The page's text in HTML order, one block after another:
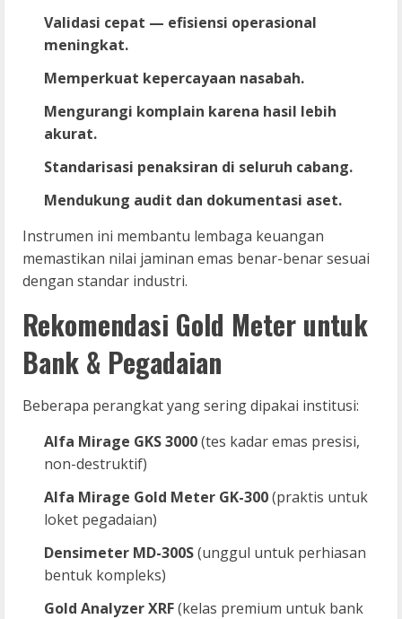
Validasi cepat — efisiensi operasional
meningkat.
Memperkuat kepercayaan nasabah.
Mengurangi komplain karena hasil lebih
akurat.
Standarisasi penaksiran di seluruh cabang.
Mendukung audit dan dokumentasi aset.
Instrumen ini membantu lembaga keuangan
memastikan nilai jaminan emas benar-benar sesuai
dengan standar industri.
Rekomendasi Gold Meter untuk
Bank & Pegadaian
Beberapa perangkat yang sering dipakai institusi:
Alfa Mirage GKS 3000(tes kadar emas presisi,
non-destruktif)
Alfa Mirage Gold Meter GK-300(praktis untuk
loket pegadaian)
Densimeter MD-300S(unggul untuk perhiasan
bentuk kompleks)
Gold Analyzer XRF(kelas premium untuk bank